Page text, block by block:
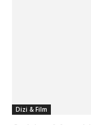
Dizi & Film